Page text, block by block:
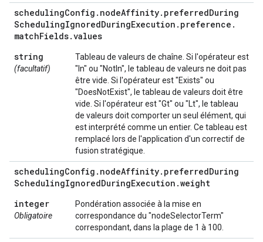
schedulingConfig . nodeAffinity. preferredDuring
SchedulingIgnoredDuringExecution . preference .
matchFields.values
string
(facultatif)
Tableau de valeurs de chaîne. Si l'opérateur est
"In" ou "NotIn", le tableau de valeurs ne doit pas
être vide. Si l'opérateur est "Exists" ou
"DoesNotExist", le tableau de valeurs doit être
vide. Si l'opérateur est "Gt" ou "Lt", le tableau
de valeurs doit comporter un seul élément, qui
est interprété comme un entier. Ce tableau est
remplacé lors de l'application d'un correctif de
fusion stratégique.
schedulingConfig . nodeAffinity. preferredDuring
SchedulingIgnoredDuringExecution .weight
integer
Obligatoire
Pondération associée à la mise en
correspondance du "nodeSelectorTerm"
correspondant, dans la plage de 1 à 100.